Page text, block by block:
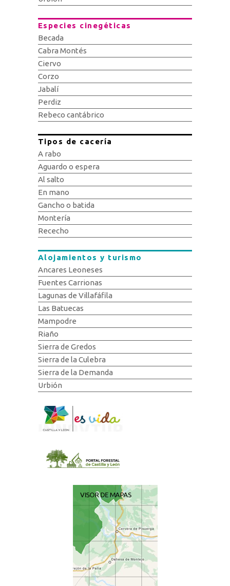
Especies cinegéticas
Becada
Cabra Montés
Ciervo
Corzo
Jabalí
Perdiz
Rebeco cantábrico
Tipos de cacería
A rabo
Aguardo o espera
Al salto
En mano
Gancho o batida
Montería
Rececho
Alojamientos y turismo
Ancares Leoneses
Fuentes Carrionas
Lagunas de Villafáfila
Las Batuecas
Mampodre
Riaño
Sierra de Gredos
Sierra de la Culebra
Sierra de la Demanda
Urbión